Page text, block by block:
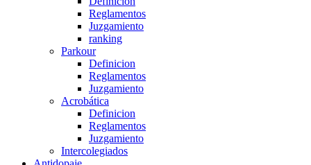
Reglamentos
Juzgamiento
ranking
Parkour
Definicion
Reglamentos
Juzgamiento
Acrobática
Definicion
Reglamentos
Juzgamiento
Intercolegiados